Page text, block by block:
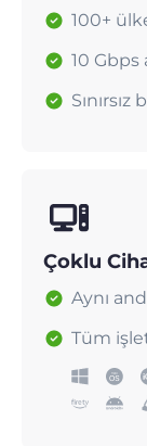
100+
10 Gbps
Çoklu
Aynı
Tüm